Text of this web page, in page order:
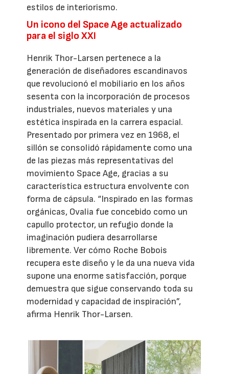
estilos de interiorismo.
Un icono del Space Age actualizado
para el siglo XXI
Henrik Thor-Larsen pertenece a la
generación de diseñadores escandinavos
que revolucionó el mobiliario en los años
sesenta con la incorporación de procesos
industriales, nuevos materiales y una
estética inspirada en la carrera espacial.
Presentado por primera vez en 1968, el
sillón se consolidó rápidamente como una
de las piezas más representativas del
movimiento Space Age, gracias a su
característica estructura envolvente con
forma de cápsula. “Inspirado en las formas
orgánicas, Ovalia fue concebido como un
capullo protector, un refugio donde la
imaginación pudiera desarrollarse
libremente. Ver cómo Roche Bobois
recupera este diseño y le da una nueva vida
supone una enorme satisfacción, porque
demuestra que sigue conservando toda su
modernidad y capacidad de inspiración”,
afirma Henrik Thor-Larsen.